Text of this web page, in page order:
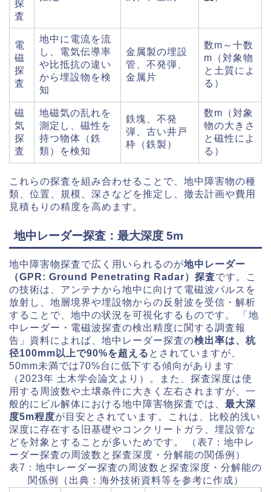
探
査
電
磁
探
査
地中に電流を流
し、電気伝導率
や比抵抗の違い
から埋設物を検
知
金属製の埋設
管、不発弾、
金属片
数m～十数
m（対象物
と土質によ
る）
磁
気
探
査
地磁気の乱れを
測定し、磁性を
持つ物体（鉄
類）を検知
鉄塊、不発
弾、古い井戸
枠（鉄製）
数m（対象
物の大きさ
と磁性によ
る）
これらの探査を組み合わせることで、地中障害物の種
類、位置、規模、深さなどを推定し、撤去計画や費用
見積もりの精度を高めます。
地中レーダー探査：最大深度 5m
地中障害物探査で広く用いられるのが地中レーダー
（GPR: Ground Penetrating Radar）探査です。こ
の技術は、アンテナから地中に向けて電磁波パルスを
放射し、地層境界や埋設物からの反射波を受信・解析
することで、地中の状況を可視化するものです。 「地
中レーダー・電磁波探査の検出精度に関する調査報
告」資料によれば、地中レーダー探査の検出率は、杭
径100mm以上で90%を超える とされていますが、
50mm未満では70%台に低下する傾向があります
（2023年 土木学会論文より）。また、探査深度は使
用する周波数や土壌条件に大きく左右されますが、一
般的にビル解体における地中障害物探査では、 最大深
度5m程度が目安とされています。これは、比較的浅い
深度に存在する旧基礎やコンクリートガラ、埋設管な
どを対象とすることが多いためです。 （表7：地中レ
ーダー探査の周波数と探査深度・分解能の関係例）
表7：地中レーダー探査の周波数と探査深度・分解能の
関係例（出典：海外技術資料等を参考に作成）